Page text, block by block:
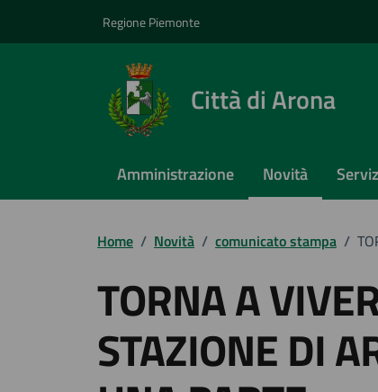
Regione Piemonte
Città di Arona
Amministrazione Novità
Home / Novità / comunicato stampa /
TORNA A
STAZIONE DI